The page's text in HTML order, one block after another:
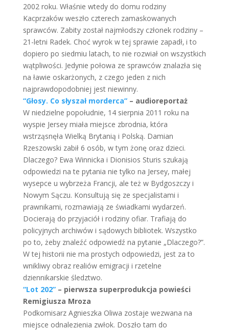
2002 roku. Właśnie wtedy do domu rodziny
Kacprzaków weszło czterech zamaskowanych
sprawców. Zabity został najmłodszy członek rodziny –
21-letni Radek. Choć wyrok w tej sprawie zapadł‚ i to
dopiero po siedmiu latach, to nie rozwiał on wszystkich
wątpliwości. Jedynie połowa ze sprawców znalazła się
na ławie oskarżonych, z czego jeden z nich
najprawdopodobniej jest niewinny.
“Głosy. Co słyszał morderca”– audioreportaż
W niedzielne popołudnie, 14 sierpnia 2011 roku na
wyspie Jersey miała miejsce zbrodnia, która
wstrząsnęła Wielką Brytanią i Polską. Damian
Rzeszowski zabił 6 osób, w tym żonę oraz dzieci.
Dlaczego? Ewa Winnicka i Dionisios Sturis szukają
odpowiedzi na te pytania nie tylko na Jersey, małej
wysepce u wybrzeża Francji, ale też w Bydgoszczy i
Nowym Sączu. Konsultują się ze specjalistami i
prawnikami, rozmawiają ze świadkami wydarzeń.
Docierają do przyjaciół i rodziny ofiar. Trafiają do
policyjnych archiwów i sądowych bibliotek. Wszystko
po to, żeby znaleźć odpowiedź na pytanie „Dlaczego?”.
W tej historii nie ma prostych odpowiedzi, jest za to
wnikliwy obraz realiów emigracji i rzetelne
dziennikarskie śledztwo.
“Lot 202”– pierwsza superprodukcja powieści
Remigiusza Mroza
Podkomisarz Agnieszka Oliwa zostaje wezwana na
miejsce odnalezienia zwłok. Doszło tam do